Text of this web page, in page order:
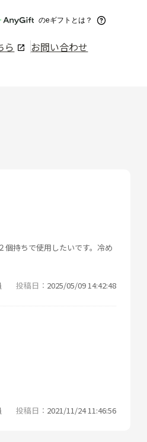
のeギフトとは？
ら お問い合わせ
個持ちで使用したいです。冷め
投稿日 2025/05/09 14:42:48
投稿日 2021/11/24 11:46:56